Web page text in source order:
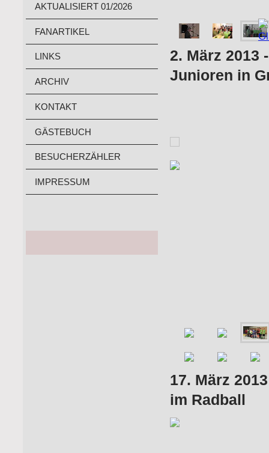
AKTUALISIERT 01/2026
FANARTIKEL
LINKS
ARCHIV
KONTAKT
GÄSTEBUCH
BESUCHERZÄHLER
IMPRESSUM
2. März 2013
Junioren in
17. März
im Radball